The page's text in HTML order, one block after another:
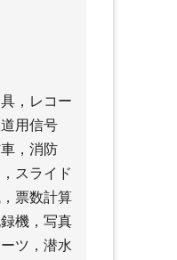
，レコー
用信号
，消防
スライド
票数計算
機，写真
ツ，潜水